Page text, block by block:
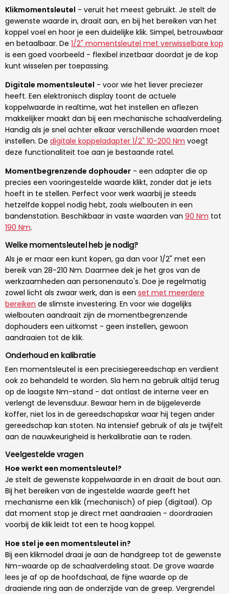
Klikmomentsleutel - veruit het meest gebruikt. Je stelt de
gewenste waarde in, draait aan, en bij het bereiken van het
koppel voel en hoor je een duidelijke klik. Simpel, betrouwbaar
en betaalbaar. De 1/2" momentsleutel met verwisselbare kop
is een goed voorbeeld - flexibel inzetbaar doordat je de kop
kunt wisselen per toepassing.
Digitale momentsleutel - voor wie het liever preciezer
heeft. Een elektronisch display toont de actuele
koppelwaarde in realtime, wat het instellen en aflezen
makkelijker maakt dan bij een mechanische schaalverdeling.
Handig als je snel achter elkaar verschillende waarden moet
instellen. De digitale koppeladapter 1/2" 10-200 Nm voegt
deze functionaliteit toe aan je bestaande ratel.
Momentbegrenzende dophouder - een adapter die op
precies een vooringestelde waarde klikt, zonder dat je iets
hoeft in te stellen. Perfect voor werk waarbij je steeds
hetzelfde koppel nodig hebt, zoals wielbouten in een
bandenstation. Beschikbaar in vaste waarden van 90 Nm tot
190 Nm.
Welke momentsleutel heb je nodig?
Als je er maar een kunt kopen, ga dan voor 1/2" met een
bereik van 28-210 Nm. Daarmee dek je het gros van de
werkzaamheden aan personenauto's. Doe je regelmatig
zowel licht als zwaar werk, dan is een set met meerdere
bereiken de slimste investering. En voor wie dagelijks
wielbouten aandraait zijn de momentbegrenzende
dophouders een uitkomst - geen instellen, gewoon
aandraaien tot de klik.
Onderhoud en kalibratie
Een momentsleutel is een precisiegereedschap en verdient
ook zo behandeld te worden. Sla hem na gebruik altijd terug
op de laagste Nm-stand - dat ontlast de interne veer en
verlengt de levensduur. Bewaar hem in de bijgeleverde
koffer, niet los in de gereedschapskar waar hij tegen ander
gereedschap kan stoten. Na intensief gebruik of als je twijfelt
aan de nauwkeurigheid is herkalibratie aan te raden.
Veelgestelde vragen
Hoe werkt een momentsleutel?
Je stelt de gewenste koppelwaarde in en draait de bout aan.
Bij het bereiken van de ingestelde waarde geeft het
mechanisme een klik (mechanisch) of piep (digitaal). Op
dat moment stop je direct met aandraaien - doordraaien
voorbij de klik leidt tot een te hoog koppel.
Hoe stel je een momentsleutel in?
Bij een klikmodel draai je aan de handgreep tot de gewenste
Nm-waarde op de schaalverdeling staat. De grove waarde
lees je af op de hoofdschaal, de fijne waarde op de
draaiende ring aan de onderzijde van de greep. Vergrendel